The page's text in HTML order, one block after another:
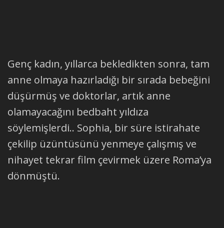
Genç kadın, yıllarca bekledikten sonra, tam
anne olmaya hazırladığı bir sırada bebeğini
düşürmüş ve doktorlar, artık anne
olamayacağını bedbaht yıldıza
söylemişlerdi.. Sophia, bir süre istirahate
çekilip üzüntüsünü yenmeye çalışmış ve
nihayet tekrar film çevirmek üzere Roma’ya
dönmüştü.